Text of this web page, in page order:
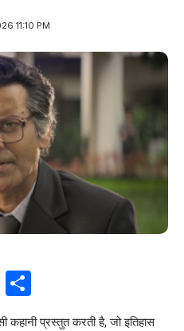
11:10 PM
Copy
Link
कहानी प्रस्तुत करती है, जो इतिहास